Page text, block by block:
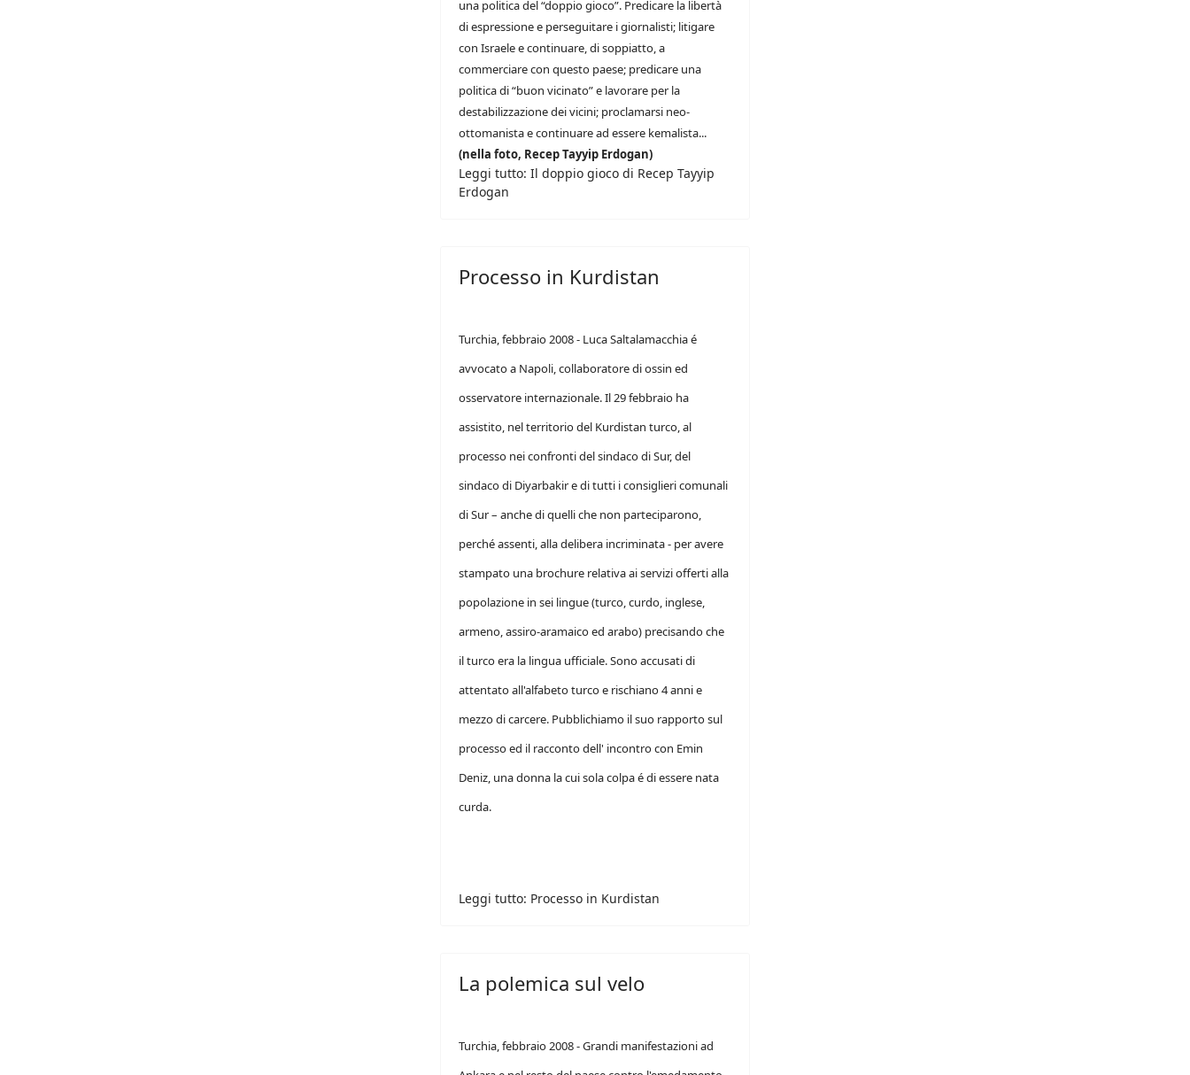
una politica del “doppio gioco”. Predicare la libertà
di espressione e perseguitare i giornalisti; litigare
con Israele e continuare, di soppiatto, a
commerciare con questo paese; predicare una
politica di “buon vicinato” e lavorare per la
destabilizzazione dei vicini; proclamarsi neo-
ottomanista e continuare ad essere kemalista...
(nella foto, Recep Tayyip Erdogan)
Leggi tutto: Il doppio gioco di Recep Tayyip
Erdogan
Processo in Kurdistan
Turchia, febbraio 2008 - Luca Saltalamacchia é
avvocato a Napoli, collaboratore di ossin ed
osservatore internazionale. Il 29 febbraio ha
assistito, nel territorio del Kurdistan turco, al
processo nei confronti del sindaco di Sur, del
sindaco di Diyarbakir e di tutti i consiglieri comunali
di Sur – anche di quelli che non parteciparono,
perché assenti, alla delibera incriminata - per avere
stampato una brochure relativa ai servizi offerti alla
popolazione in sei lingue (turco, curdo, inglese,
armeno, assiro-aramaico ed arabo) precisando che
il turco era la lingua ufficiale. Sono accusati di
attentato all'alfabeto turco e rischiano 4 anni e
mezzo di carcere. Pubblichiamo il suo rapporto sul
processo ed il racconto dell' incontro con Emin
Deniz, una donna la cui sola colpa é di essere nata
curda.
Leggi tutto: Processo in Kurdistan
La polemica sul velo
Turchia, febbraio 2008 - Grandi manifestazioni ad